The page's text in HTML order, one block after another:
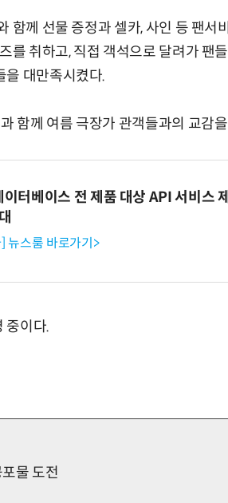
함께 선물 증정과 셀카, 사인 등 팬서
를 취하고, 직접 객석으로 달려가 팬
을 대만족시켰다.
함께 여름 극장가 관객들과의 교감
이터베이스 전 제품 대상 API 서비스
뉴스룸 바로가기>
중이다.
물 도전